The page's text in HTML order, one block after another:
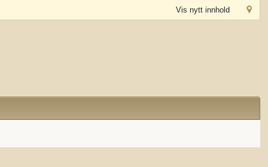
Vis nytt innhold